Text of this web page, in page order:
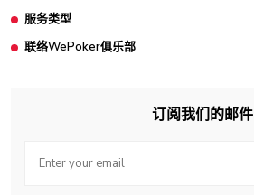
服务类型
联络WePoker俱乐部
订阅我们的邮件